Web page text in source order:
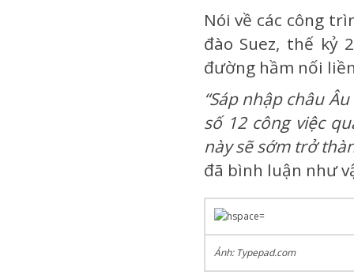
Nói về các công
đào Suez, thế kỷ
đường hầm nối
“Sáp nhập châu
số 12 công việc
này sẽ sớm trở
đã bình luận như
Ảnh: Typepad.com